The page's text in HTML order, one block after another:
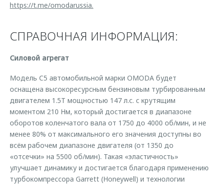
https://t.me/omodarussia.
СПРАВОЧНАЯ ИНФОРМАЦИЯ:
Силовой агрегат
Модель C5 автомобильной марки OMODA будет
оснащена высокоресурсным бензиновым турбированным
двигателем 1.5T мощностью 147 л.с. с крутящим
моментом 210 Нм, который достигается в диапазоне
оборотов коленчатого вала от 1750 до 4000 об/мин, и не
менее 80% от максимального его значения доступны во
всём рабочем диапазоне двигателя (от 1350 до
«отсечки» на 5500 об/мин). Такая «эластичность»
улучшает динамику и достигается благодаря применению
турбокомпрессора Garrett (Honeywell) и технологии